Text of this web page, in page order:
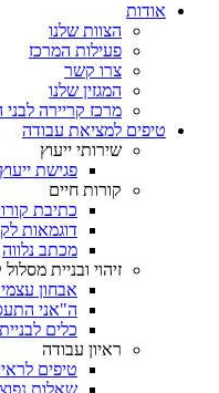
אודות
הצוות שלנו
פעילות המרכז
צרו קשר
המגזין שלנו
מרכז קריירה
טיפים למציאת עבודה
שירותי ייעוץ
פגישת
קורות חיים
כתיבת
דוגמאות
מכתב נלווה
זיהוי ובניית
אבחון
ה"אני
כלים
ראיון עבודה
טיפים
שאלות